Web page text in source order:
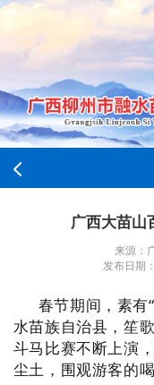
广西大苗山
来源：
发布日期
春节期间，素有
水苗族自治县，笙
斗马比赛不断上演
尘土，围观游客的